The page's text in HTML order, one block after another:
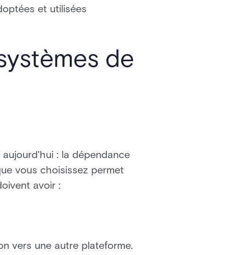
et utilisées
de
: la dépendance
vous choisissez permet
avoir :
vers une autre plateforme.